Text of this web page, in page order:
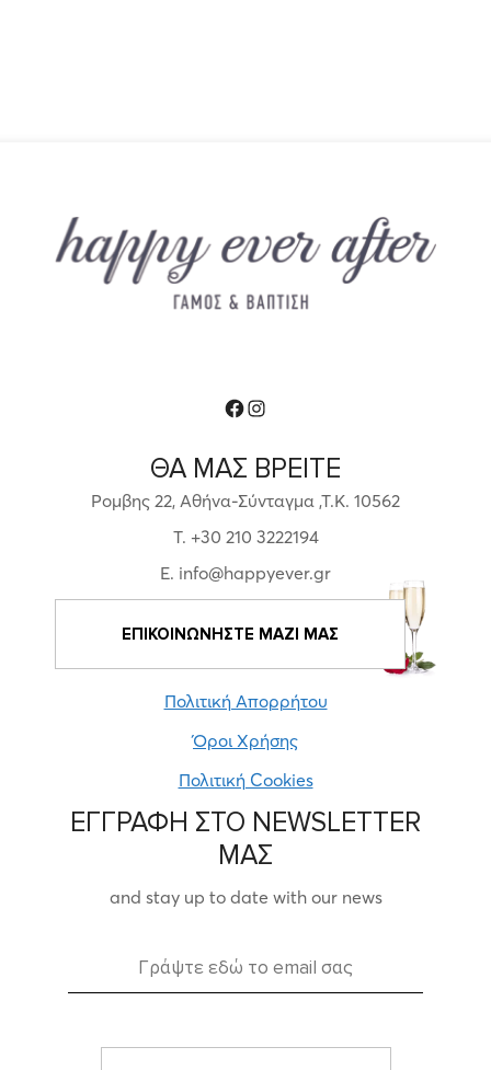
ΘΑ ΜΑΣ ΒΡΕΙΤΕ
Ρομβης 22, Αθήνα-Σύνταγμα ,Τ.Κ. 10562
T. +30 210 3222194
E. info@happyever.gr
ΕΠΙΚΟΙΝΩΝΗΣΤΕ ΜΑΖΙ ΜΑΣ
Πολιτική Απορρήτου
Όροι Χρήσης
Πολιτική Cookies
Facebook
Instagram
ΕΓΓΡΑΦΗ ΣΤΟ NEWSLETTER
ΜΑΣ
and stay up to date with our news